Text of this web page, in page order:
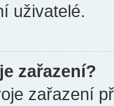
uživatelé.
zařazení?
zařazení